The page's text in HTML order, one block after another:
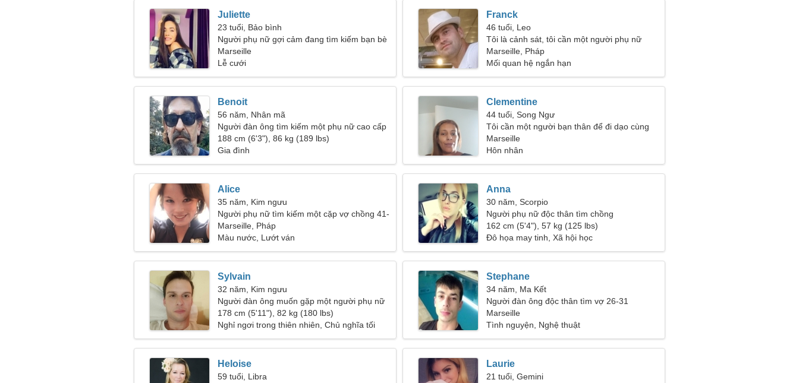
Juliette
23 tuổi, Bảo bình
Người phụ nữ gợi cảm đang tìm kiếm bạn bè
Marseille
Lễ cưới
Franck
46 tuổi, Leo
Tôi là cảnh sát, tôi cần một người phụ nữ
lãng mạn
Marseille, Pháp
Mối quan hệ ngắn hạn
Benoit
56 năm, Nhân mã
Người đàn ông tìm kiếm một phụ nữ cao cấp
188 cm (6'3"), 86 kg (189 lbs)
Gia đình
Clementine
44 tuổi, Song Ngư
Tôi cần một người bạn thân để đi dạo cùng
nhau
Marseille
Hôn nhân
Alice
35 năm, Kim ngưu
Người phụ nữ tìm kiếm một cặp vợ chồng 41-
43
Marseille, Pháp
Màu nước, Lướt ván
Anna
30 năm, Scorpio
Người phụ nữ độc thân tìm chồng
162 cm (5'4"), 57 kg (125 lbs)
Đô họa may tinh, Xã hội học
Sylvain
32 năm, Kim ngưu
Người đàn ông muốn gặp một người phụ nữ
178 cm (5'11"), 82 kg (180 lbs)
Nghỉ ngơi trong thiên nhiên, Chủ nghĩa tối
giản
Stephane
34 năm, Ma Kết
Người đàn ông độc thân tìm vợ 26-31
Marseille
Tình nguyện, Nghệ thuật
Heloise
59 tuổi, Libra
Laurie
21 tuổi, Gemini